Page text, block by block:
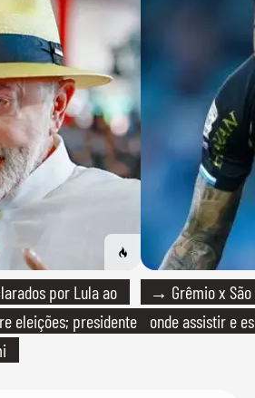
por Lula ao
eleições; presidente
→ Grêmio x São
onde assistir e